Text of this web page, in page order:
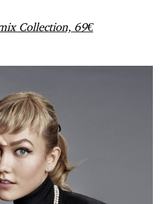
Collection, 69€